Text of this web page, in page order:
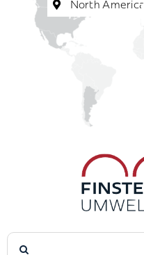
North America
Suche